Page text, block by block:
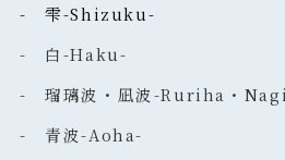
- 雫-Shizuku-
- 白-Haku-
- 瑠璃波・凪波-Ruriha・
- 青波-Aoha-